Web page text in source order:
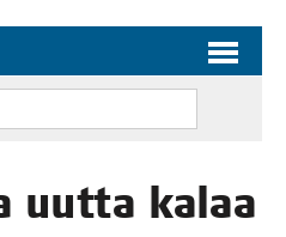
uut­ta kalaa